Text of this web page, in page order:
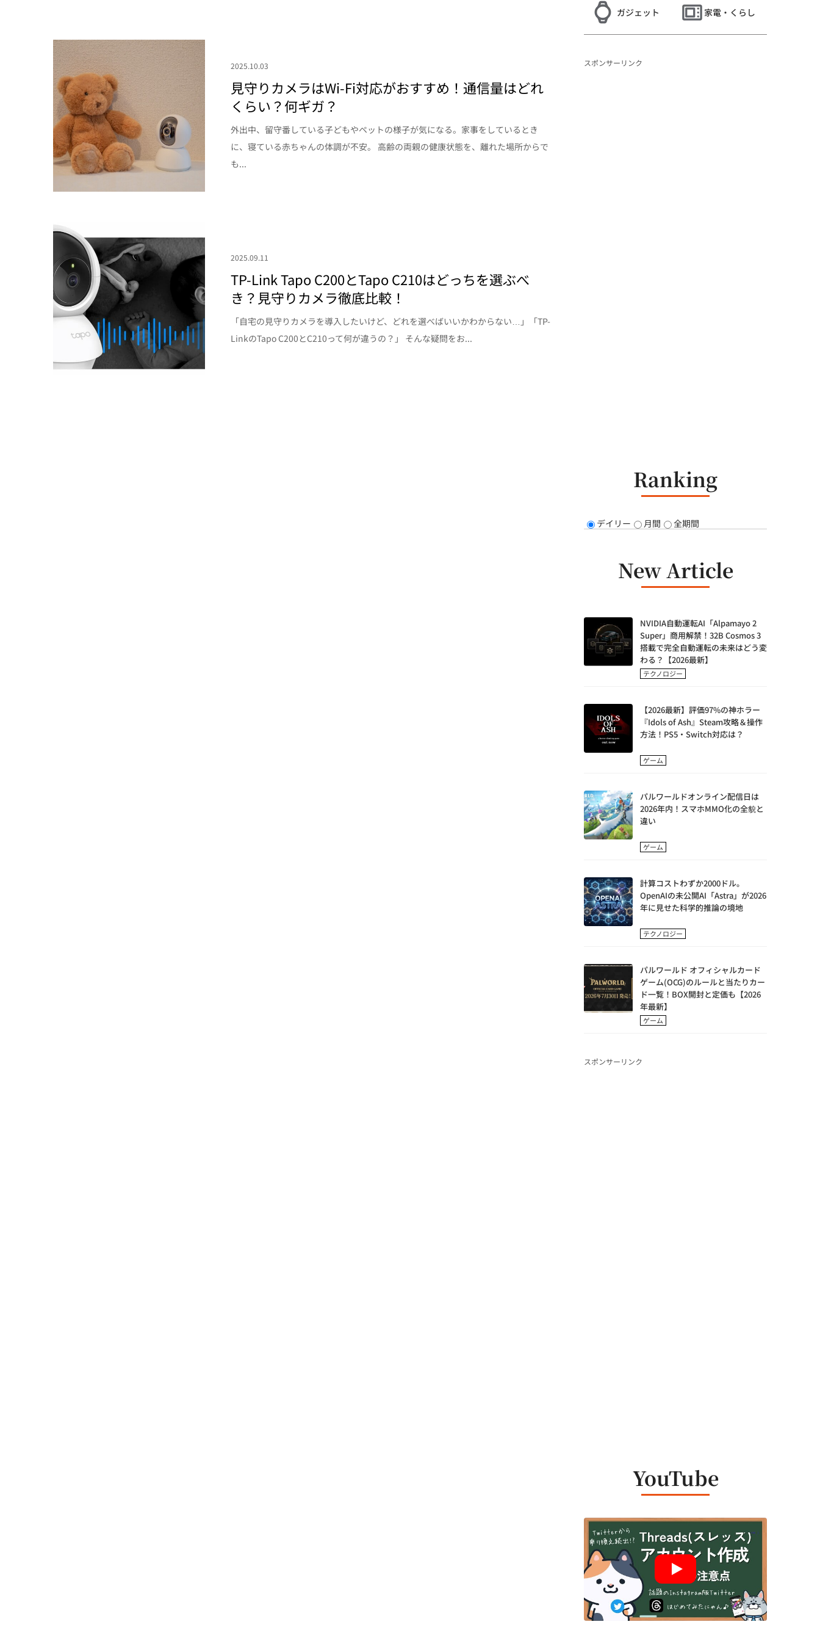
2025.10.03
見守りカメラはWi-Fi対応がおすすめ！通信量はどれ
くらい？何ギガ？
外出中、留守番している子どもやペットの様子が気になる。家事をしているとき
に、寝ている赤ちゃんの体調が不安。 高齢の両親の健康状態を、離れた場所からで
も...
2025.09.11
TP-Link Tapo C200とTapo C210はどっちを選ぶべ
き？見守りカメラ徹底比較！
「自宅の見守りカメラを導入したいけど、どれを選べばいいかわからない…」「TP-
LinkのTapo C200とC210って何が違うの？」 そんな疑問をお...
ガジェット 家電・くらし
スポンサーリンク
Ranking
デイリー 月間 全期間
New Article
NVIDIA自動運転AI「Alpamayo 2
Super」商用解禁！32B Cosmos 3
搭載で完全自動運転の未来はどう変
わる？【2026最新】
テクノロジー
【2026最新】評価97%の神ホラー
『Idols of Ash』Steam攻略＆操作
方法！PS5・Switch対応は？
ゲーム
パルワールドオンライン配信日は
2026年内！スマホMMO化の全貌と
違い
ゲーム
計算コストわずか2000ドル。
OpenAIの未公開AI「Astra」が2026
年に見せた科学的推論の境地
テクノロジー
パルワールド オフィシャルカード
ゲーム(OCG)のルールと当たりカー
ド一覧！BOX開封と定価も【2026
年最新】
ゲーム
スポンサーリンク
YouTube